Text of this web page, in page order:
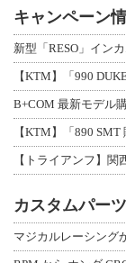
キャンペーン
【KTM】「990
【KTM】「890
カスタムパー